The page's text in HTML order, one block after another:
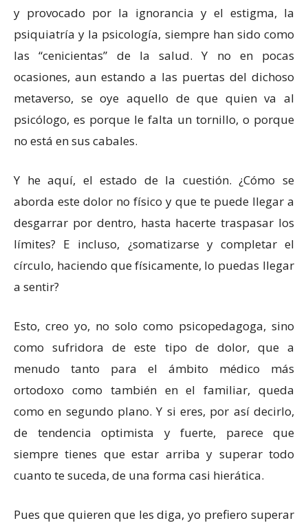
y provocado por la ignorancia y el estigma, la
psiquiatría y la psicología, siempre han sido como
las “cenicientas” de la salud. Y no en pocas
ocasiones, aun estando a las puertas del dichoso
metaverso, se oye aquello de que quien va al
psicólogo, es porque le falta un tornillo, o porque
no está en sus cabales.
Y he aquí, el estado de la cuestión. ¿Cómo se
aborda este dolor no físico y que te puede llegar a
desgarrar por dentro, hasta hacerte traspasar los
límites? E incluso, ¿somatizarse y completar el
círculo, haciendo que físicamente, lo puedas llegar
a sentir?
Esto, creo yo, no solo como psicopedagoga, sino
como sufridora de este tipo de dolor, que a
menudo tanto para el ámbito médico más
ortodoxo como también en el familiar, queda
como en segundo plano. Y si eres, por así decirlo,
de tendencia optimista y fuerte, parece que
siempre tienes que estar arriba y superar todo
cuanto te suceda, de una forma casi hierática.
Pues que quieren que les diga, yo prefiero superar